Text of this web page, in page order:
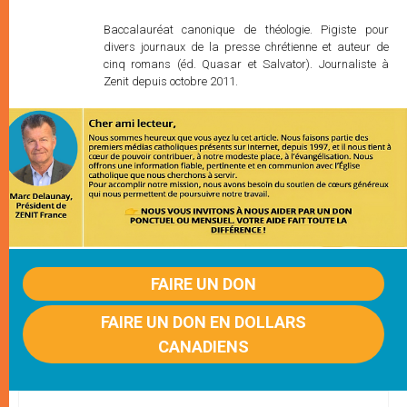
Baccalauréat canonique de théologie. Pigiste pour
divers journaux de la presse chrétienne et auteur de
cinq romans (éd. Quasar et Salvator). Journaliste à
Zenit depuis octobre 2011.
FAIRE UN DON
FAIRE UN DON EN DOLLARS
CANADIENS